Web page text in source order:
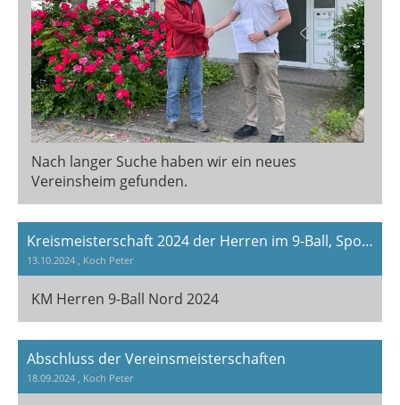
Nach langer Suche haben wir ein neues
Vereinsheim gefunden.
Kreismeisterschaft 2024 der Herren im 9-Ball, Sportkreis Nord
13.10.2024 , Koch Peter
KM Herren 9-Ball Nord 2024
Abschluss der Vereinsmeisterschaften
18.09.2024 , Koch Peter